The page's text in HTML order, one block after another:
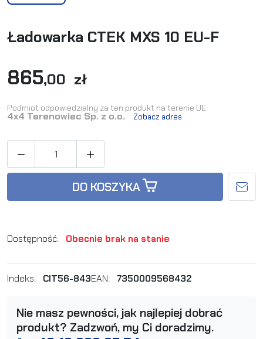
Ładowarka CTEK MXS 10 EU-F
865,00 zł
Podmiot odpowiedzialny za ten produkt na terenie UE:
4x4 Terenowiec Sp. z o.o. Zobacz adres
 
DO KOSZYKA
Dostępność: Obecnie brak na stanie
Indeks: CIT56-843EAN: 7350009568432
Nie masz pewności, jak najlepiej dobrać
produkt? Zadzwoń, my Ci doradzimy.